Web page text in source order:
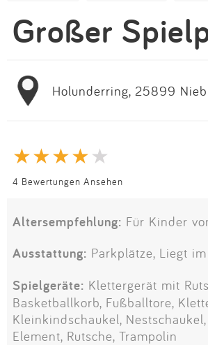
Großer
Holunderring, 25899
4 Bewertungen Ansehen
Altersempfehlung: Für Kinder
Ausstattung: Parkplätze, Liegt
Spielgeräte: Klettergerät mit
Basketballkorb, Fußballtore,
Kleinkindschaukel,
Element, Rutsche, Trampolin